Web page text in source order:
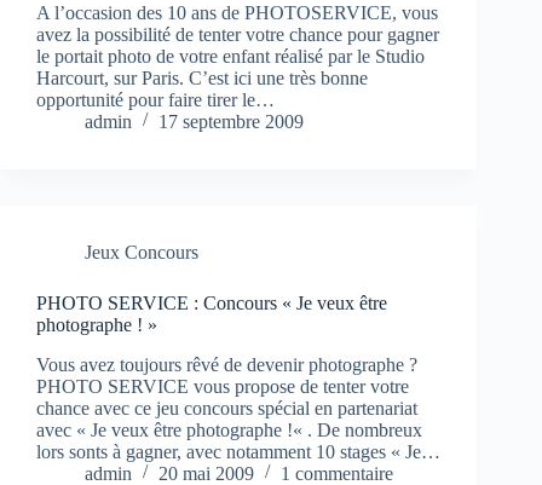
A l’occasion des 10 ans de PHOTOSERVICE, vous
avez la possibilité de tenter votre chance pour gagner
le portait photo de votre enfant réalisé par le Studio
Harcourt, sur Paris. C’est ici une très bonne
opportunité pour faire tirer le…
admin
17 septembre 2009
Jeux Concours
PHOTO SERVICE : Concours « Je veux être
photographe ! »
Vous avez toujours rêvé de devenir photographe ?
PHOTO SERVICE vous propose de tenter votre
chance avec ce jeu concours spécial en partenariat
avec « Je veux être photographe !« . De nombreux
lors sonts à gagner, avec notamment 10 stages « Je…
admin
20 mai 2009 1 commentaire